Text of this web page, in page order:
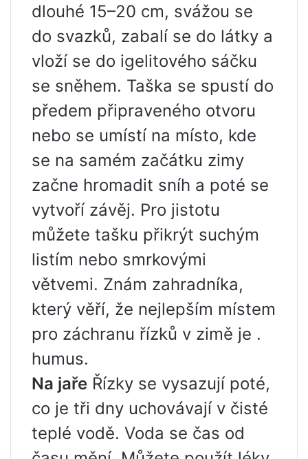
dlouhé 15–20 cm, svážou se
do svazků, zabalí se do látky a
vloží se do igelitového sáčku
se sněhem. Taška se spustí do
předem připraveného otvoru
nebo se umístí na místo, kde
se na samém začátku zimy
začne hromadit sníh a poté se
vytvoří závěj. Pro jistotu
můžete tašku přikrýt suchým
listím nebo smrkovými
větvemi. Znám zahradníka,
který věří, že nejlepším místem
pro záchranu řízků v zimě je .
humus.
Na jaře Řízky se vysazují poté,
co je tři dny uchovávají v čisté
teplé vodě. Voda se čas od